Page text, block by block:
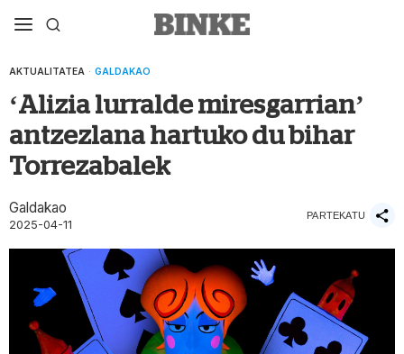
AKTUALITATEA · GALDAKAO
‘Alizia lurralde miresgarrian’
antzezlana hartuko du bihar
Torrezabalek
Galdakao
2025-04-11
PARTEKATU